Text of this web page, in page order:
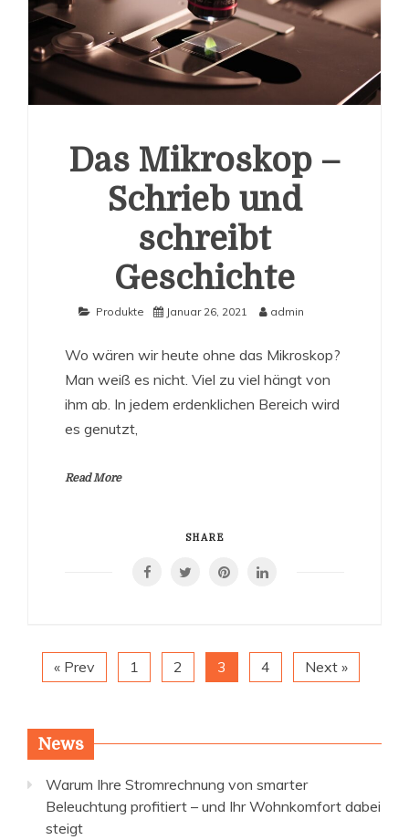
Das Mikroskop –
Schrieb und
schreibt
Geschichte
Produkte Januar 26, 2021 admin
Wo wären wir heute ohne das Mikroskop?
Man weiß es nicht. Viel zu viel hängt von
ihm ab. In jedem erdenklichen Bereich wird
es genutzt,
Read More
SHARE
« Prev 1 2 3 4 Next »
News
Warum Ihre Stromrechnung von smarter
Beleuchtung profitiert – und Ihr Wohnkomfort dabei
steigt